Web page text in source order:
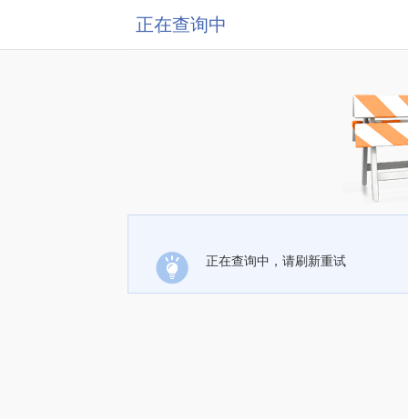
正在查询中
正在查询中，请刷新重试